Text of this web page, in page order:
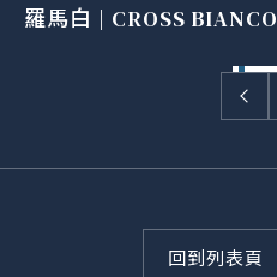
羅馬白 | CROSS BIANCO
回到列表頁